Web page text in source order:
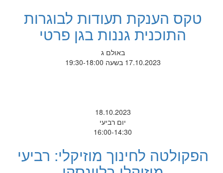
טקס הענקת תעודות לבוגרות
התוכנית גננות בגן פרטי
באולם ג
17.10.2023 בשעה 19:30-18:00
18.10.2023
יום רביעי
16:00-14:30
הפקולטה לחינוך מוזיקלי: רביעי